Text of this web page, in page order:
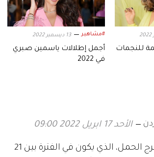
للنجمات
#مشاهير 13 ديسمبر 2022
أجمل إطلالات ياسمين صبري
في 2022
الأحد 17 ابريل 2022 09:00
مع بدء موسم برج الحمل، الذي يكون في الفترة بين 21